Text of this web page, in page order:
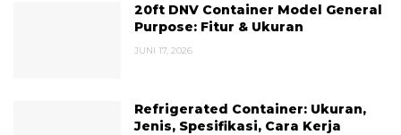
20ft DNV Container Model General
Purpose: Fitur & Ukuran
JUNI 17, 2026
Refrigerated Container: Ukuran,
Jenis, Spesifikasi, Cara Kerja